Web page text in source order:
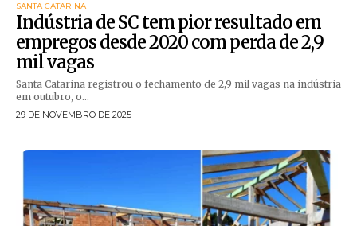
SANTA CATARINA
Indústria de SC tem pior resultado em
empregos desde 2020 com perda de 2,9
mil vagas
Santa Catarina registrou o fechamento de 2,9 mil vagas na indústria
em outubro, o...
29 DE NOVEMBRO DE 2025